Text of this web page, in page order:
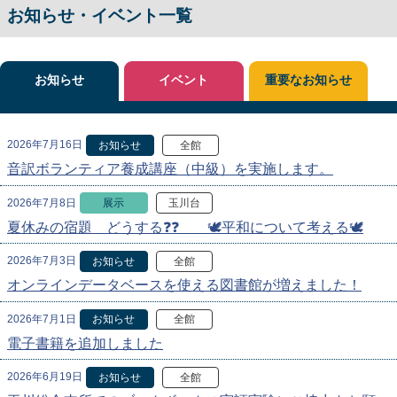
お知らせ・イベント一覧
お知らせ
2026年7月16日 お知らせ 全館
音訳ボランティア養成講座（中級）を実施します。
2026年7月8日 展示 玉川台
夏休みの宿題 どうする❓❓ 🕊️平和について考える🕊️
2026年7月3日 お知らせ 全館
オンラインデータベースを使える図書館が増えました！
2026年7月1日 お知らせ 全館
電子書籍を追加しました
2026年6月19日 お知らせ 全館
イベント 重要なお知らせ